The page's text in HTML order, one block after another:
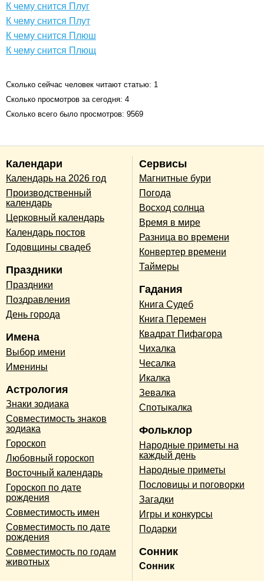
К чему снится Плуг
К чему снится Плут
К чему снится Плюш
К чему снится Плющ
Сколько сейчас человек читают статью: 1
Сколько просмотров за сегодня: 4
Сколько всего было просмотров: 9569
Календари
Календарь на 2026 год
Производственный
календарь
Церковный календарь
Календарь постов
Годовщины свадеб
Праздники
Праздники
Поздравления
День города
Имена
Выбор имени
Именины
Астрология
Знаки зодиака
Совместимость знаков
зодиака
Гороскоп
Любовный гороскоп
Восточный календарь
Гороскоп по дате
рождения
Совместимость имен
Совместимость по дате
рождения
Совместимость по годам
животных
Сервисы
Магнитные бури
Погода
Восход солнца
Время в мире
Разница во времени
Конвертер времени
Таймеры
Гадания
Книга Судеб
Книга Перемен
Квадрат Пифагора
Чихалка
Чесалка
Икалка
Зевалка
Спотыкалка
Фольклор
Народные приметы на
каждый день
Народные приметы
Пословицы и поговорки
Загадки
Игры и конкурсы
Подарки
Сонник
Сонник